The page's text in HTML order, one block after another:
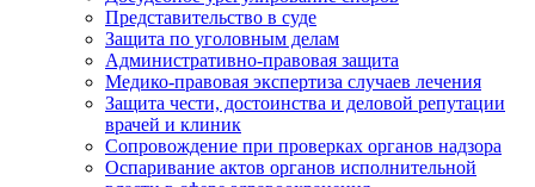
Представительство в суде
Защита по уголовным делам
Административно-правовая защита
Медико-правовая экспертиза случаев лечения
Защита чести, достоинства и деловой репутации
врачей и клиник
Сопровождение при проверках органов надзора
Оспаривание актов органов исполнительной